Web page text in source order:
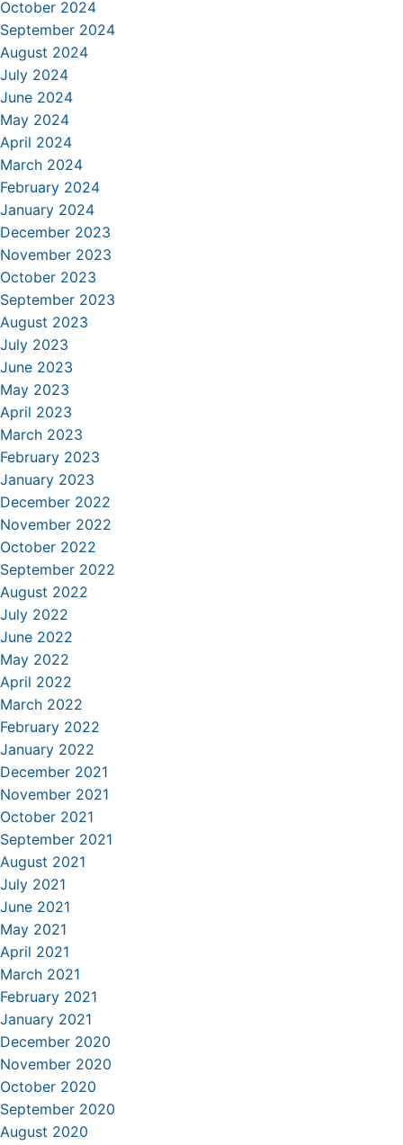
October 2024
September 2024
August 2024
July 2024
June 2024
May 2024
April 2024
March 2024
February 2024
January 2024
December 2023
November 2023
October 2023
September 2023
August 2023
July 2023
June 2023
May 2023
April 2023
March 2023
February 2023
January 2023
December 2022
November 2022
October 2022
September 2022
August 2022
July 2022
June 2022
May 2022
April 2022
March 2022
February 2022
January 2022
December 2021
November 2021
October 2021
September 2021
August 2021
July 2021
June 2021
May 2021
April 2021
March 2021
February 2021
January 2021
December 2020
November 2020
October 2020
September 2020
August 2020